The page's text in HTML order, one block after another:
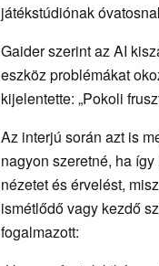
játékstúdiónak
Gaider szerint az AI
eszköz problémákat
kijelentette: „Pokoli
Az interjú során azt is
nagyon szeretné, ha
nézetet és érvelést,
ismétlődő vagy kezdő
fogalmazott: